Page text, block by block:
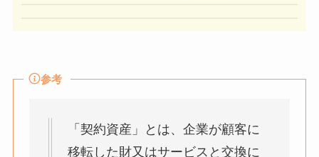
参考
「契約資産」とは、企業が顧客に
移転した財又はサービスと交換に